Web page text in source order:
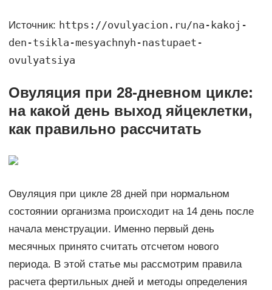
Источник: https://ovulyacion.ru/na-kakoj-
den-tsikla-mesyachnyh-nastupaet-
ovulyatsiya
Овуляция при 28-дневном цикле:
на какой день выход яйцеклетки,
как правильно рассчитать
Овуляция при цикле 28 дней при нормальном
состоянии организма происходит на 14 день после
начала менструации. Именно первый день
месячных принято считать отсчетом нового
периода. В этой статье мы рассмотрим правила
расчета фертильных дней и методы определения